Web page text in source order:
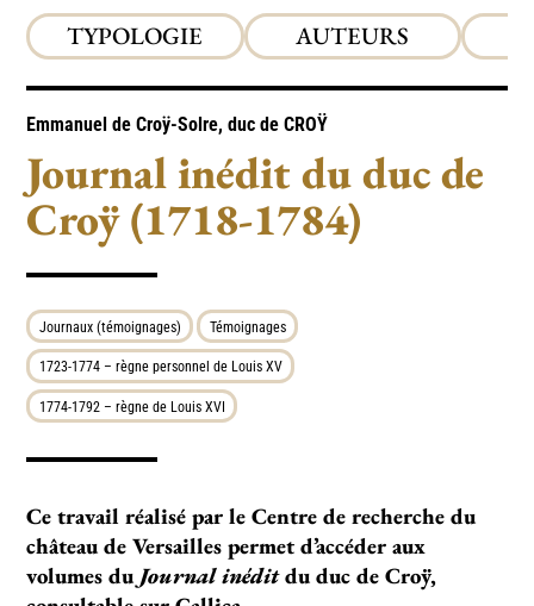
TYPOLOGIE AUTEURS
Emmanuel de Croÿ-Solre, duc deCROŸ
Journal inédit du duc de
Croÿ (1718-1784)
Journaux (témoignages) Témoignages
1723-1774 – règne personnel de Louis XV
1774-1792 – règne de Louis XVI
Ce travail réalisé par le Centre de recherche du
château de Versailles permet d’accéder aux
volumes du Journal inéditdu duc de Croÿ,